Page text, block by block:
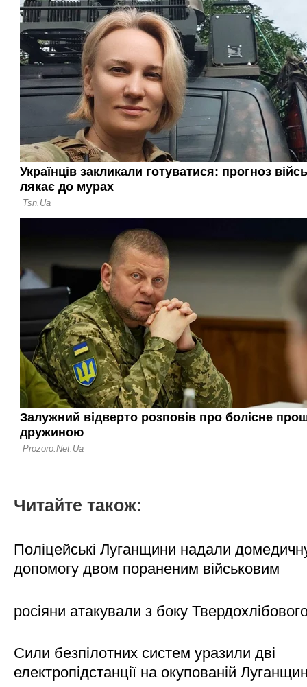
Читайте також:
Поліцейські Луганщини надали
допомогу двом пораненим військовим
росіяни атакували з боку
Сили безпілотних систем уразили дві
електропідстанції на окупованій